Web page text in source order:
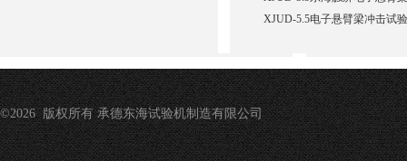
XJUD-5.5电子悬臂梁冲击试
©2026 版权所有 承德东海试验机制造有限公司